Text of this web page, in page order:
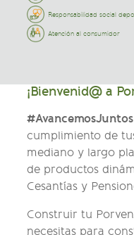
Responsabilidad social
Atención al consumidor
¡Bienvenid@ a
#AvancemosJuntos
cumplimiento de
mediano y largo
de productos
Cesantías y
Construir tu
necesitas para